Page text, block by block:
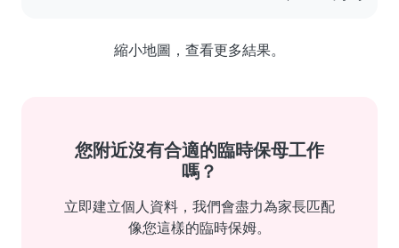
縮小地圖，查看更多結果。
您附近沒有合適的臨時保母工作
嗎？
立即建立個人資料，我們會盡力為家長匹配
像您這樣的臨時保姆。